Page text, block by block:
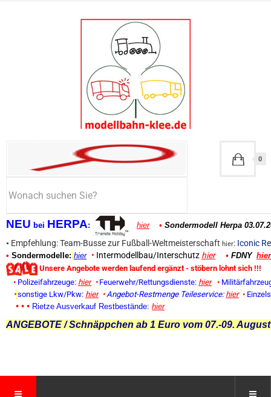
NEU bei HERPA: hier • Sondermodell Herpa
• Empfehlung: Team-Busse zur Fußball-Weltmeisterschaft hier: Iconic
• Sondermodelle: hier • Intermodellbau/Interschutz hier • FDNY hier
Unsere Angebote werden laufend ergänzt - stöbern lohnt sich !!!
• Polizeifahrzeuge: hier • Feuerwehr/Rettungsdienste: hier •
• sonstige Lkw/Pkw: hier • Angebot-Restmenge Teileservice: hier •
• • • Rietze Ausverkauf Restbestände: hier
ANGEBOTE / Schnäppchen ab 1 Euro vom 07.-09.
0